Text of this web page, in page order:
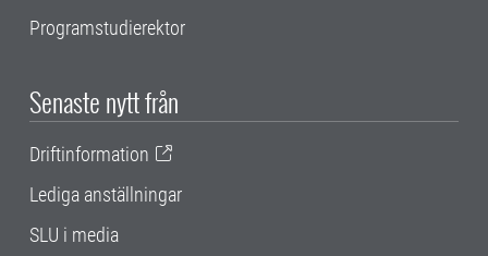
Programstudierektor
Senaste nytt från
Driftinformation
Lediga anställningar
SLU i media